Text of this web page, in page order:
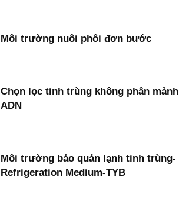
Môi trường nuôi phôi đơn bước
Chọn lọc tinh trùng không phân mảnh
ADN
Môi trường bảo quản lạnh tinh trùng-
Refrigeration Medium-TYB